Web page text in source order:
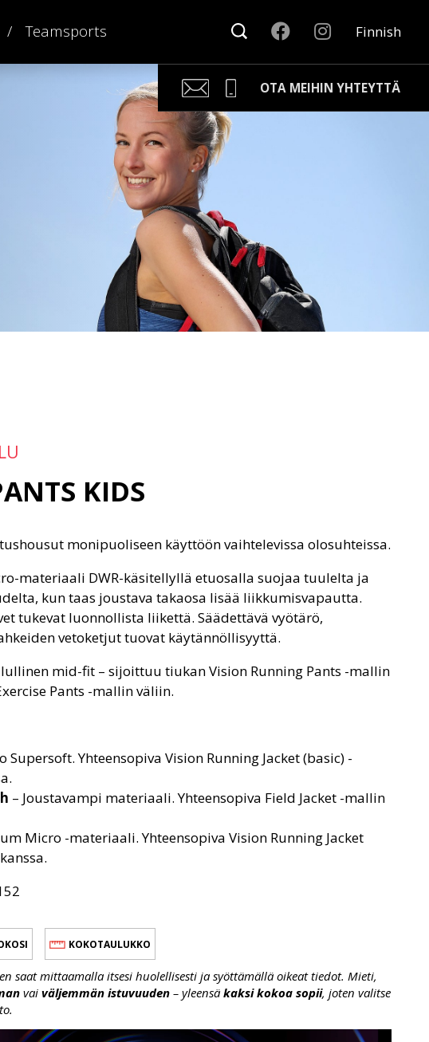
Teamsports Finnish
OTA MEIHIN YHTEYTTÄ
Kari Arponen
Avainasiakaspäällikkö
kari.arponen@nonamesport.com
Phone:
Samu Laine
Myyntipäällikkö
samu@nonamesport.com
Phone:+358 50 596 8651
KIDS
monipuoliseen käyttöön vaihtelevissa olosuhteissa.
materiaali DWR-käsitellyllä etuosalla suojaa tuulelta ja
kun taas joustava takaosa lisää liikkumisvapautta.
tukevat luonnollista liikettä. Säädettävä vyötärö,
vetoketjut tuovat käytännöllisyyttä.
mid-fit – sijoittuu tiukan Vision Running Pants -mallin
Pants -mallin väliin.
Supersoft. Yhteensopiva Vision Running Jacket (basic) -
– Joustavampi materiaali. Yhteensopiva Field Jacket -mallin
Micro -materiaali. Yhteensopiva Vision Running Jacket
KOKOTAULUKKO
saat mittaamalla itsesi huolellisesti ja syöttämällä oikeat tiedot. Mieti,
vai väljemmän istuvuuden – yleensä kaksi kokoa sopii, joten valitse